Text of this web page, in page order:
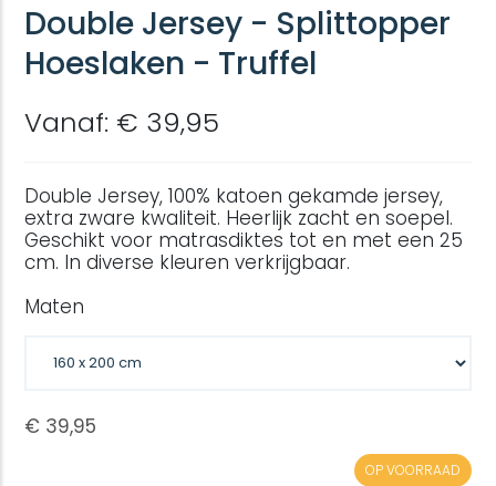
Double Jersey - Splittopper
Hoeslaken - Truffel
Vanaf: € 39,95
Double Jersey, 100% katoen gekamde jersey,
extra zware kwaliteit. Heerlijk zacht en soepel.
Geschikt voor matrasdiktes tot en met een 25
cm. In diverse kleuren verkrijgbaar.
Maten
OP VOORRAAD